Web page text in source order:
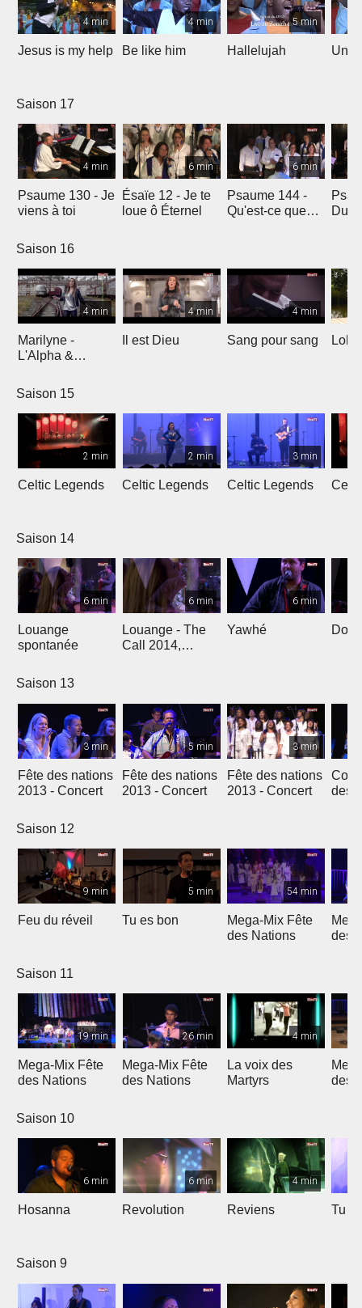
4 min
Jesus is my help
4 min
Be like him
5 min
Hallelujah Un
Saison 17
4 min
Psaume 130 - Je
viens à toi
6 min
Ésaïe 12 - Je te
loue ô Éternel
6 min
Psaume 144 -
Qu'est-ce que
Du
Saison 16
4 min
Marilyne -
L'Alpha &
4 min
Il est Dieu
4 min
Sang pour sang Lola
Saison 15
2 min
Celtic Legends
2 min
Celtic Legends
3 min
Celtic Legends
Saison 14
6 min
Louange
spontanée
6 min
Louange - The
Call 2014,
6 min
Yawhé
Saison 13
3 min
Fête des nations
2013 - Concert
5 min
Fête des nations
2013 - Concert
3 min
Fête des nations
2013 - Concert
des
Saison 12
9 min
Feu du réveil
5 min
Tu es bon
54 min
Mega-Mix Fête
des Nations
des
Saison 11
19 min
Mega-Mix Fête
des Nations
26 min
Mega-Mix Fête
des Nations
4 min
La voix des
Martyrs
des
Saison 10
6 min
Hosanna
6 min
Revolution
4 min
Reviens Tu
Saison 9